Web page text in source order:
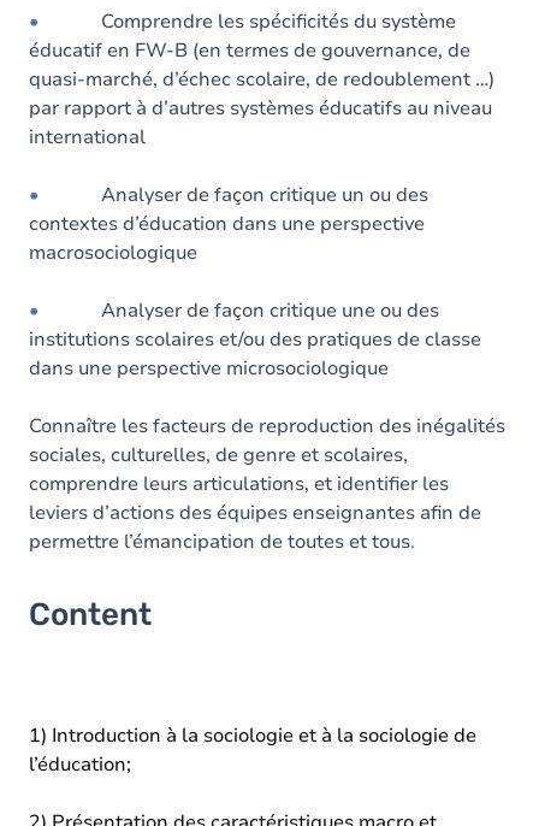
• Comprendre les spécificités du système
éducatif en FW-B (en termes de gouvernance, de
quasi-marché, d’échec scolaire, de redoublement …)
par rapport à d’autres systèmes éducatifs au niveau
international
• Analyser de façon critique un ou des
contextes d’éducation dans une perspective
macrosociologique
• Analyser de façon critique une ou des
institutions scolaires et/ou des pratiques de classe
dans une perspective microsociologique
Connaître les facteurs de reproduction des inégalités
sociales, culturelles, de genre et scolaires,
comprendre leurs articulations, et identifier les
leviers d’actions des équipes enseignantes afin de
permettre l’émancipation de toutes et tous.
Content
1) Introduction à la sociologie et à la sociologie de
l’éducation;